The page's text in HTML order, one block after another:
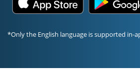
*Only the English language is supported in-